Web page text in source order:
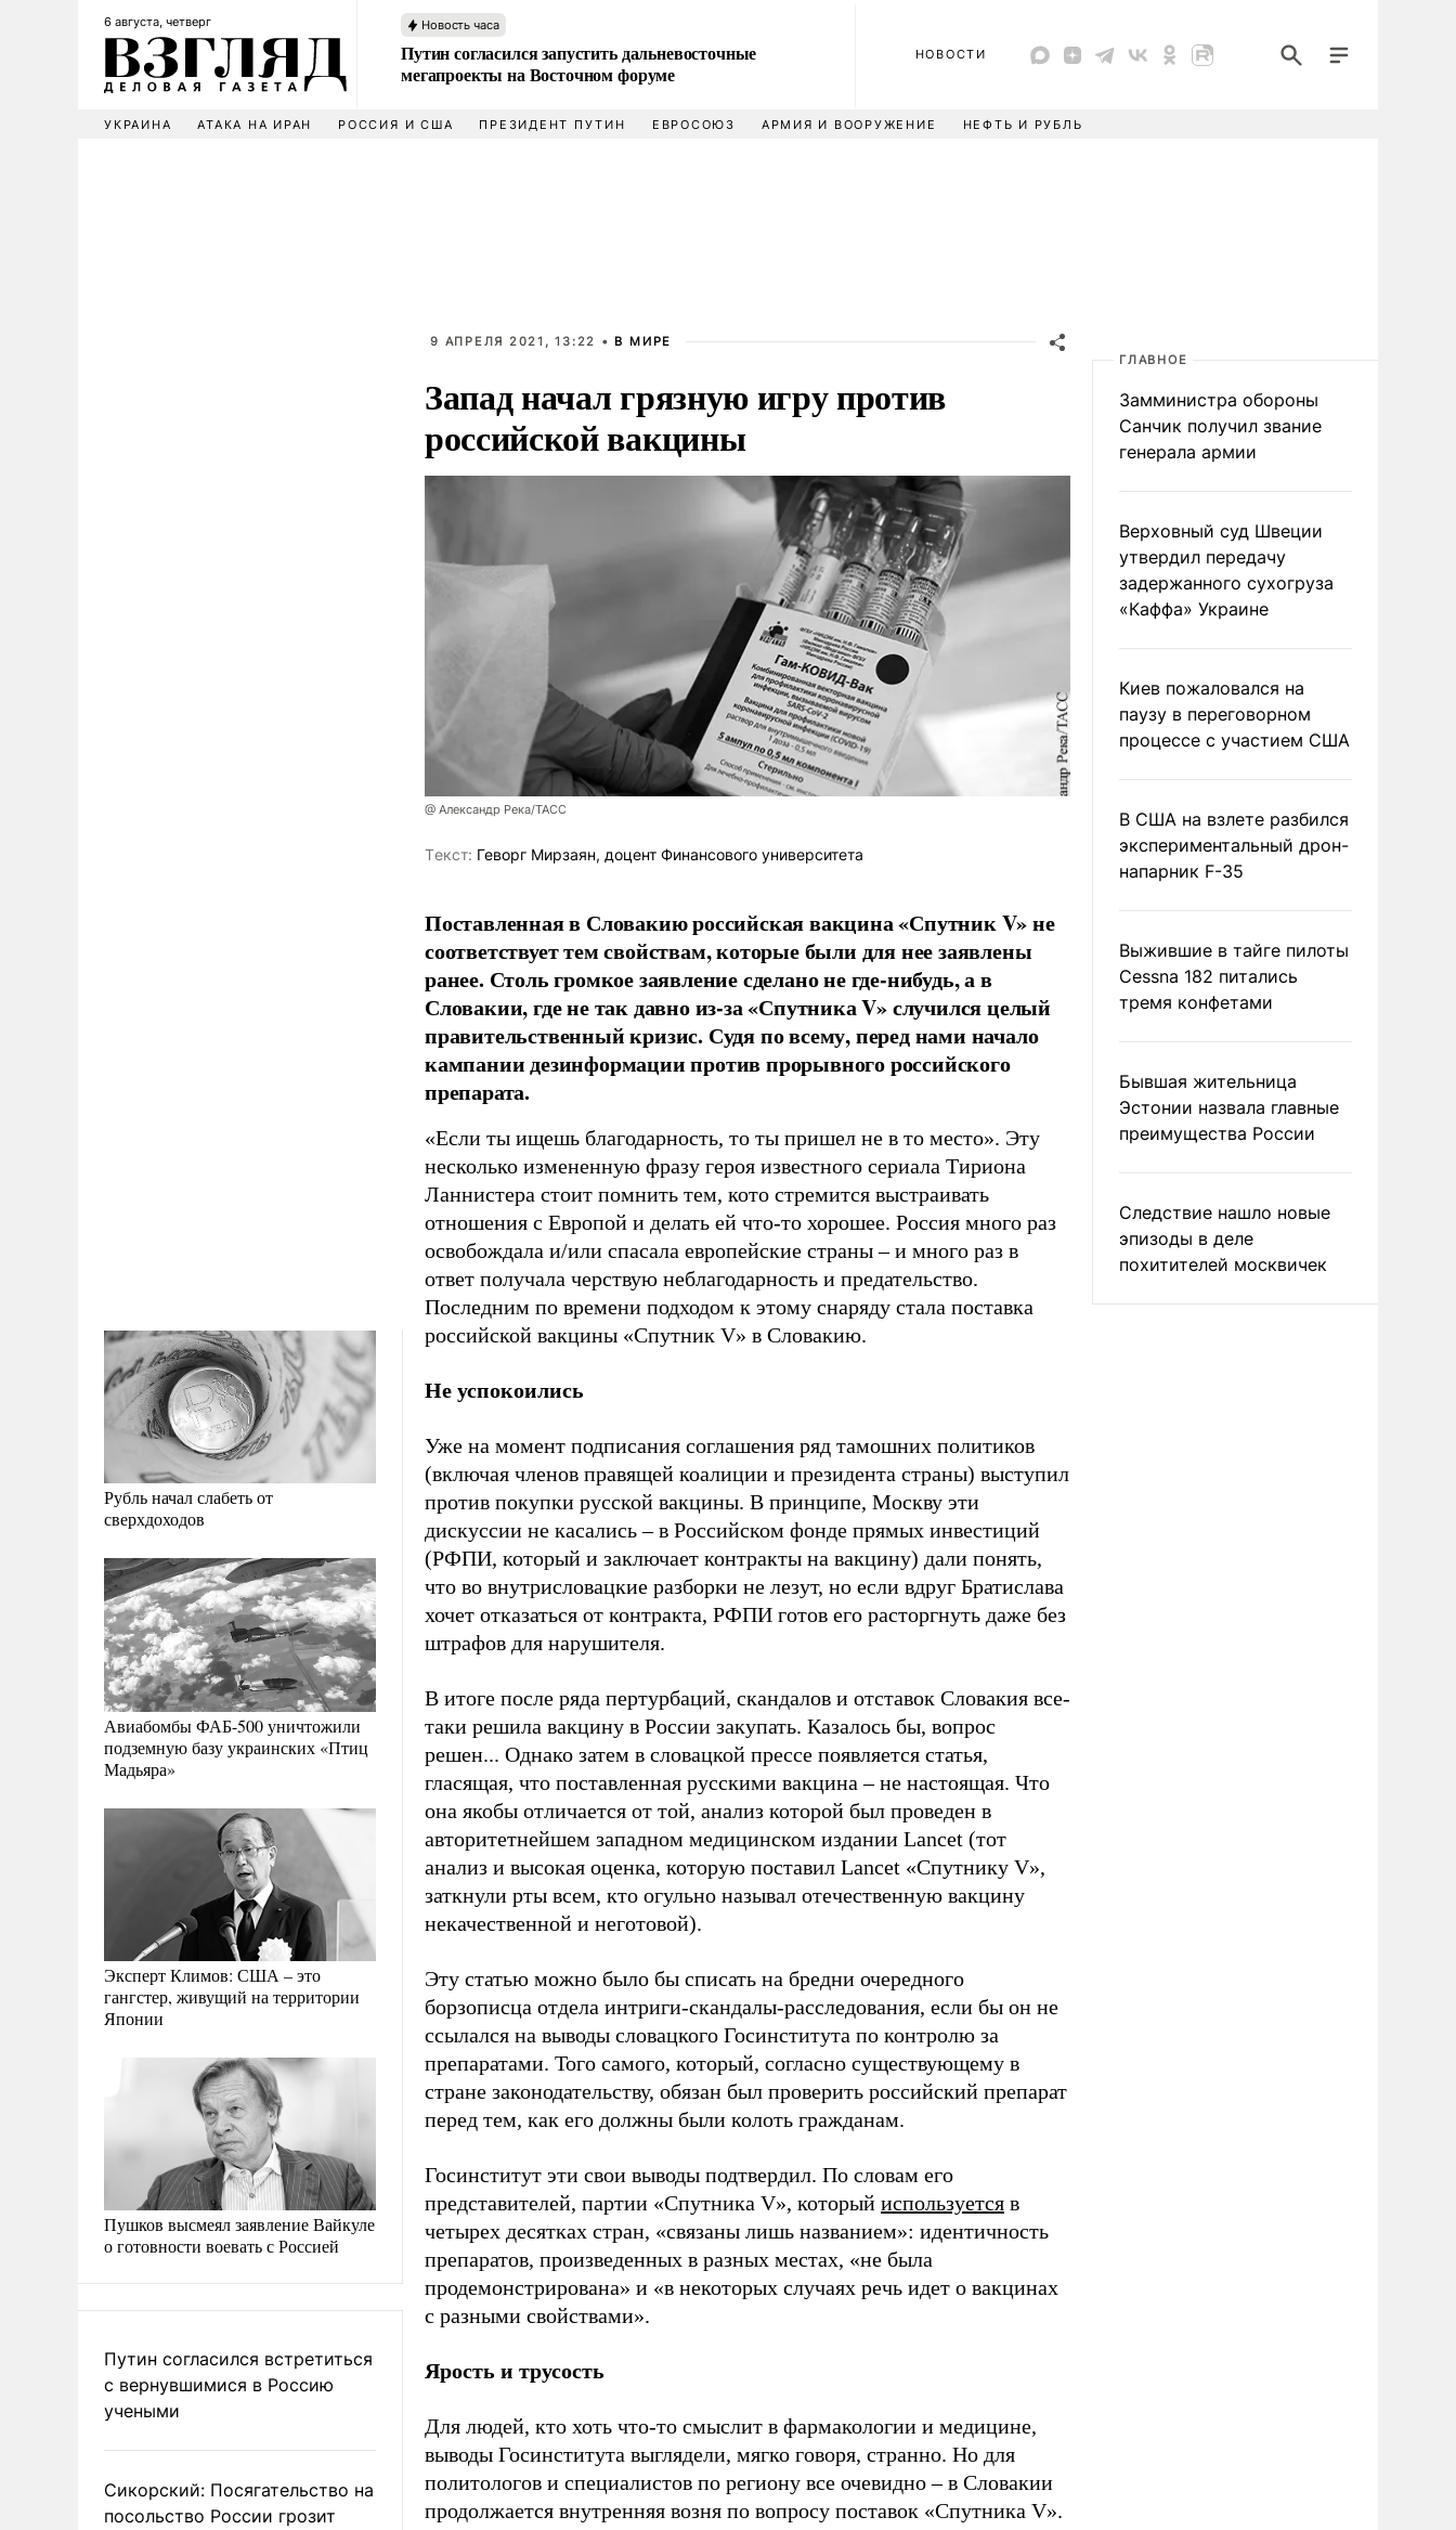
6 августа, четверг Новость часа
Путин согласился запустить дальневосточные
мегапроекты на Восточном форуме
НОВОСТИ
УКРАИНА АТАКА НА ИРАН РОССИЯ И США ПРЕЗИДЕНТ ПУТИН ЕВРОСОЮЗ АРМИЯ И ВООРУЖЕНИЕ НЕФТЬ И РУБЛЬ
Рубль начал слабеть от
сверхдоходов
Авиабомбы ФАБ-500 уничтожили
подземную базу украинских «Птиц
Мадьяра»
Эксперт Климов: США – это
гангстер, живущий на территории
Японии
Пушков высмеял заявление Вайкуле
о готовности воевать с Россией
Путин согласился встретиться
с вернувшимися в Россию
учеными
Сикорский: Посягательство на
посольство России грозит
9 АПРЕЛЯ 2021, 13:22 • В МИРЕ
Запад начал грязную игру против
российской вакцины
@ Александр Река/ТАСС
Tекст: Геворг Мирзаян, доцент Финансового университета
Поставленная в Словакию российская вакцина «Спутник V» не
соответствует тем свойствам, которые были для нее заявлены
ранее. Столь громкое заявление сделано не где-нибудь, а в
Словакии, где не так давно из-за «Спутника V» случился целый
правительственный кризис. Судя по всему, перед нами начало
кампании дезинформации против прорывного российского
препарата.
«Если ты ищешь благодарность, то ты пришел не в то место». Эту
несколько измененную фразу героя известного сериала Тириона
Ланнистера стоит помнить тем, кото стремится выстраивать
отношения с Европой и делать ей что-то хорошее. Россия много раз
освобождала и/или спасала европейские страны – и много раз в
ответ получала черствую неблагодарность и предательство.
Последним по времени подходом к этому снаряду стала поставка
российской вакцины «Спутник V» в Словакию.
Не успокоились
Уже на момент подписания соглашения ряд тамошних политиков
(включая членов правящей коалиции и президента страны) выступил
против покупки русской вакцины. В принципе, Москву эти
дискуссии не касались – в Российском фонде прямых инвестиций
(РФПИ, который и заключает контракты на вакцину) дали понять,
что во внутрисловацкие разборки не лезут, но если вдруг Братислава
хочет отказаться от контракта, РФПИ готов его расторгнуть даже без
штрафов для нарушителя.
В итоге после ряда пертурбаций, скандалов и отставок Словакия все-
таки решила вакцину в России закупать. Казалось бы, вопрос
решен... Однако затем в словацкой прессе появляется статья,
гласящая, что поставленная русскими вакцина – не настоящая. Что
она якобы отличается от той, анализ которой был проведен в
авторитетнейшем западном медицинском издании Lancet (тот
анализ и высокая оценка, которую поставил Lancet «Спутнику V»,
заткнули рты всем, кто огульно называл отечественную вакцину
некачественной и неготовой).
Эту статью можно было бы списать на бредни очередного
борзописца отдела интриги-скандалы-расследования, если бы он не
ссылался на выводы словацкого Госинститута по контролю за
препаратами. Того самого, который, согласно существующему в
стране законодательству, обязан был проверить российский препарат
перед тем, как его должны были колоть гражданам.
Госинститут эти свои выводы подтвердил. По словам его
представителей, партии «Спутника V», который используется в
четырех десятках стран, «связаны лишь названием»: идентичность
препаратов, произведенных в разных местах, «не была
продемонстрирована» и «в некоторых случаях речь идет о вакцинах
с разными свойствами».
Ярость и трусость
Для людей, кто хоть что-то смыслит в фармакологии и медицине,
выводы Госинститута выглядели, мягко говоря, странно. Но для
политологов и специалистов по региону все очевидно – в Словакии
продолжается внутренняя возня по вопросу поставок «Спутника V».
ГЛАВНОЕ
Замминистра обороны
Санчик получил звание
генерала армии
Верховный суд Швеции
утвердил передачу
задержанного сухогруза
«Каффа» Украине
Киев пожаловался на
паузу в переговорном
процессе с участием США
В США на взлете разбился
экспериментальный дрон-
напарник F-35
Выжившие в тайге пилоты
Cessna 182 питались
тремя конфетами
Бывшая жительница
Эстонии назвала главные
преимущества России
Следствие нашло новые
эпизоды в деле
похитителей москвичек